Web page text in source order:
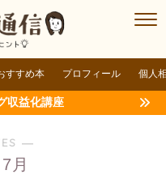
すすめ本 プロフィール 個人
収益化講座
―
月